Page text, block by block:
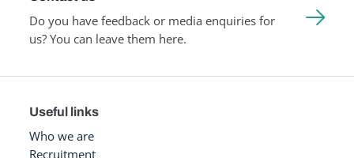
Do you have feedback or media enquiries for
us? You can leave them here.
Useful links
Who we are
Recruitment